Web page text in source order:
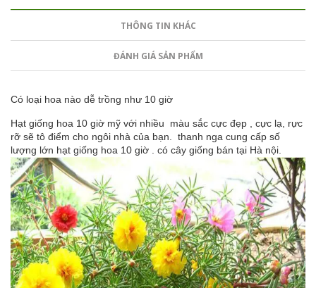
THÔNG TIN KHÁC
ĐÁNH GIÁ SẢN PHẨM
Có loại hoa nào dễ trồng như 10 giờ
Hạt giống hoa 10 giờ mỹ với nhiều màu sắc cực đẹp , cực lạ, rực
rỡ sẽ tô điểm cho ngôi nhà của bạn. thanh nga cung cấp số
lượng lớn hạt giống hoa 10 giờ . có cây giống bán tại Hà nội.